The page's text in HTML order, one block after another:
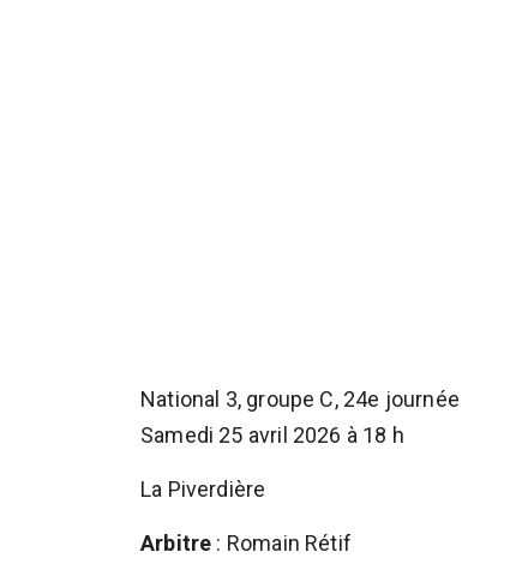
National 3, groupe C, 24e journée
Samedi 25 avril 2026 à 18 h
La Piverdière
Arbitre : Romain Rétif